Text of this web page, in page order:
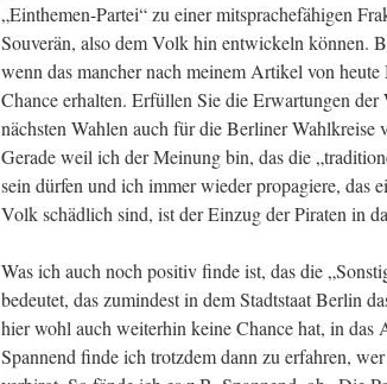
„Einthemen-Partei“ zu einer mitsprachefähigen
Souverän, also dem Volk hin entwickeln können.
wenn das mancher nach meinem Artikel von
Chance erhalten. Erfüllen Sie die Erwartungen
nächsten Wahlen auch für die Berliner Wahlkreise
Gerade weil ich der Meinung bin, das die
sein dürfen und ich immer wieder propagiere, das
Volk schädlich sind, ist der Einzug der Piraten in
Was ich auch noch positiv finde ist, das die
bedeutet, das zumindest in dem Stadtstaat Berlin
hier wohl auch weiterhin keine Chance hat, in das
Spannend finde ich trotzdem dann zu erfahren,